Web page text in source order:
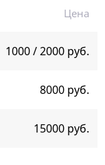
Цена
1000 / 2000 руб.
8000 руб.
15000 руб.